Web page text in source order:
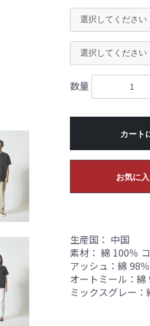
数量
カート
お気に
生産国： 中国
素材： 綿 100％
アッシュ：綿 98
オートミール：
ミックスグレー